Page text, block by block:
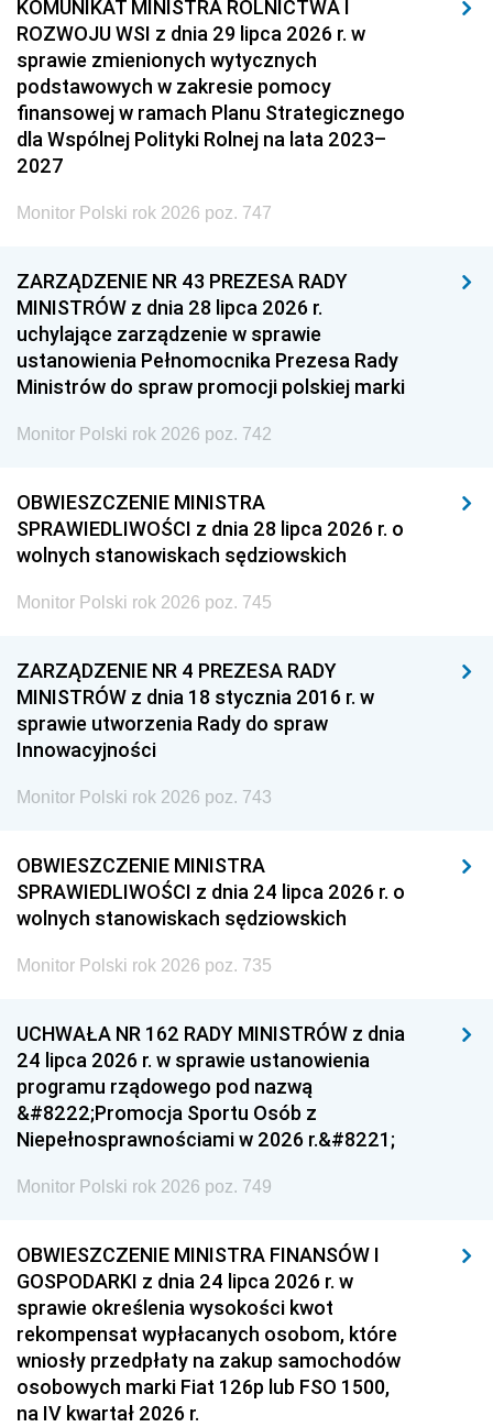
KOMUNIKAT MINISTRA ROLNICTWA I
ROZWOJU WSI z dnia 29 lipca 2026 r. w
sprawie zmienionych wytycznych
podstawowych w zakresie pomocy
finansowej w ramach Planu Strategicznego
dla Wspólnej Polityki Rolnej na lata 2023–
2027
Monitor Polski rok 2026 poz. 747
ZARZĄDZENIE NR 43 PREZESA RADY
MINISTRÓW z dnia 28 lipca 2026 r.
uchylające zarządzenie w sprawie
ustanowienia Pełnomocnika Prezesa Rady
Ministrów do spraw promocji polskiej marki
Monitor Polski rok 2026 poz. 742
OBWIESZCZENIE MINISTRA
SPRAWIEDLIWOŚCI z dnia 28 lipca 2026 r. o
wolnych stanowiskach sędziowskich
Monitor Polski rok 2026 poz. 745
ZARZĄDZENIE NR 4 PREZESA RADY
MINISTRÓW z dnia 18 stycznia 2016 r. w
sprawie utworzenia Rady do spraw
Innowacyjności
Monitor Polski rok 2026 poz. 743
OBWIESZCZENIE MINISTRA
SPRAWIEDLIWOŚCI z dnia 24 lipca 2026 r. o
wolnych stanowiskach sędziowskich
Monitor Polski rok 2026 poz. 735
UCHWAŁA NR 162 RADY MINISTRÓW z dnia
24 lipca 2026 r. w sprawie ustanowienia
programu rządowego pod nazwą
&#8222;Promocja Sportu Osób z
Niepełnosprawnościami w 2026 r.&#8221;
Monitor Polski rok 2026 poz. 749
OBWIESZCZENIE MINISTRA FINANSÓW I
GOSPODARKI z dnia 24 lipca 2026 r. w
sprawie określenia wysokości kwot
rekompensat wypłacanych osobom, które
wniosły przedpłaty na zakup samochodów
osobowych marki Fiat 126p lub FSO 1500,
na IV kwartał 2026 r.